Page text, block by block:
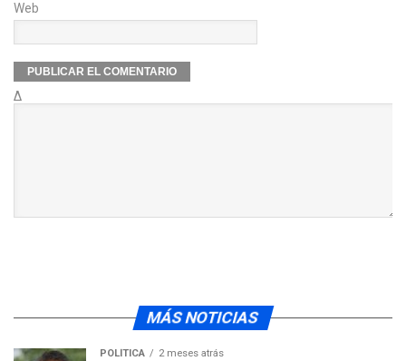
Web
Δ
MÁS NOTICIAS
POLÍTICA 2 meses atrás